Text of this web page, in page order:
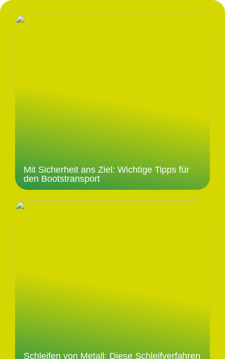
Mit Sicherheit ans Ziel: Wichtige Tipps für
den Bootstransport
Schleifen von Metall: Diese Schleifverfahren